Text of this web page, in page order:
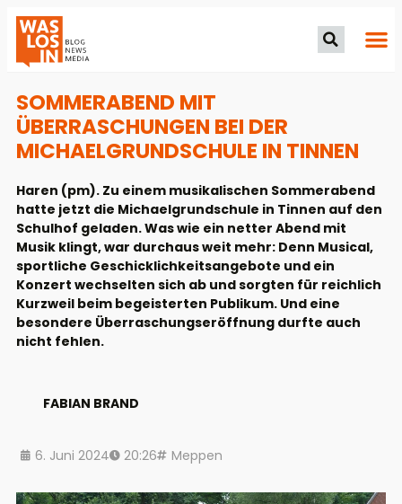
SOMMERABEND MIT
ÜBERRASCHUNGEN BEI DER
MICHAELGRUNDSCHULE IN TINNEN
Haren (pm). Zu einem musikalischen Sommerabend
hatte jetzt die Michaelgrundschule in Tinnen auf den
Schulhof geladen. Was wie ein netter Abend mit
Musik klingt, war durchaus weit mehr: Denn Musical,
sportliche Geschicklichkeitsangebote und ein
Konzert wechselten sich ab und sorgten für reichlich
Kurzweil beim begeisterten Publikum. Und eine
besondere Überraschungseröffnung durfte auch
nicht fehlen.
FABIAN BRAND
6. Juni 2024 20:26 Meppen